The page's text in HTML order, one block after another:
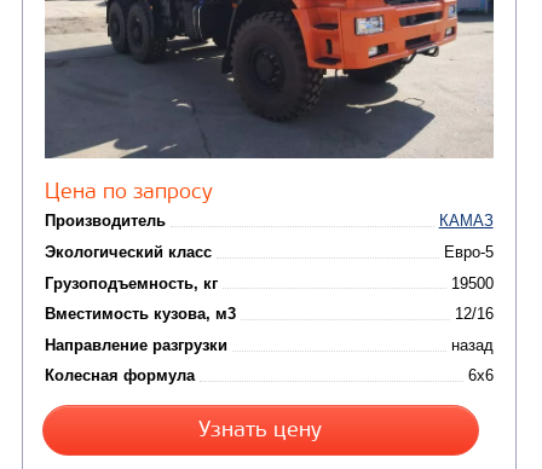
АВТОЦИСТЕРНЫ
Автотопливозаправщики
CHAMELEON (г. Егорьевск)
(8)
Молоковозы, водовозы
Автогудронаторы
Вакуумные машины
Илососные машины
Каналопромывочные
Комбинированные
САМОСВАЛ КАМАЗ-65222